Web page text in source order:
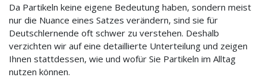
Da Partikeln keine eigene Bedeutung haben, sondern meist
nur die Nuance eines Satzes verändern, sind sie für
Deutschlernende oft schwer zu verstehen. Deshalb
verzichten wir auf eine detaillierte Unterteilung und zeigen
Ihnen stattdessen, wie und wofür Sie Partikeln im Alltag
nutzen können.